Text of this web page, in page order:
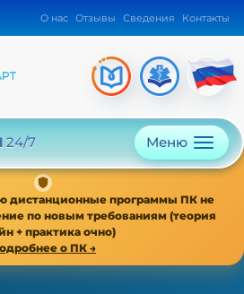
О нас Отзывы Сведения Контакты
24/7 Меню
дистанционные программы ПК не
по новым требованиям (теория
+ практика очно)
о ПК →